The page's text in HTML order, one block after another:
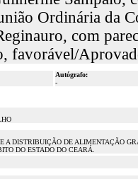
Ordinária da
com
favorável/
Autógrafo:
-
A DISTRIBUIÇÃO DE ALIMENTAÇÃO
DO ESTADO DO CEARÁ.